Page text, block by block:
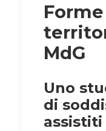
MdG
Uno
di
assistiti